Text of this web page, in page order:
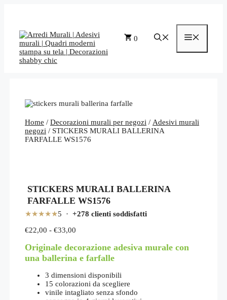
0
Home / Decorazioni murali per negozi / Adesivi murali
negozi / STICKERS MURALI BALLERINA
FARFALLE WS1576
STICKERS MURALI BALLERINA
FARFALLE WS1576
★★★★★5 · +278 clienti soddisfatti
€22,00 - €33,00
prezzo:
da
€22,00
a
€33,00
Originale decorazione adesiva murale con
una ballerina e farfalle
3 dimensioni disponibili
15 colorazioni da scegliere
vinile intagliato senza sfondo